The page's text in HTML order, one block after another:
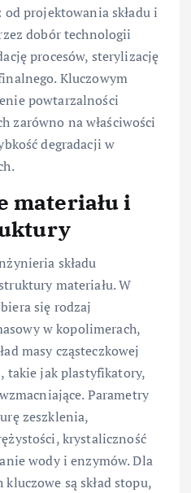
od projektowania składu i
dobór technologii
procesów, sterylizację
Kluczowym
powtarzalności
zarówno na właściwości
degradacji w
materiału i
składu
materiału. W
się rodzaj
w kopolimerach,
masy cząsteczkowej
takie jak plastyfikatory,
Parametry
zeszklenia,
krystaliczność
wody i enzymów. Dla
są skład stopu,